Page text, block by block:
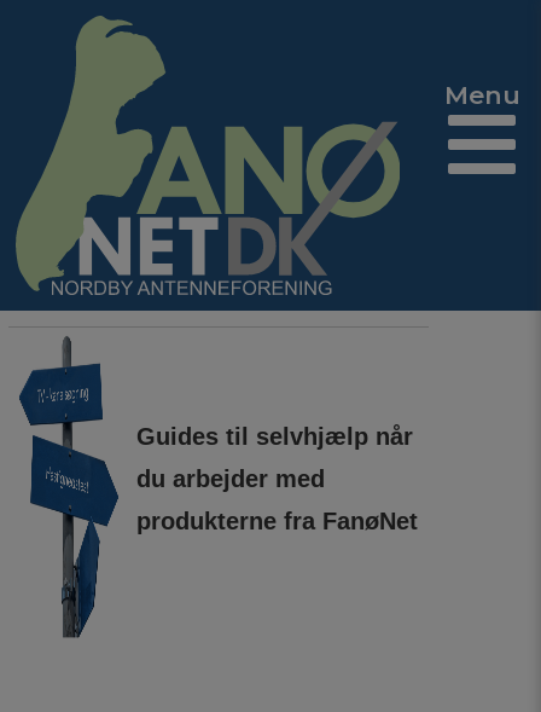
Guides til selvhjælp når
du arbejder med
produkterne fra FanøNet